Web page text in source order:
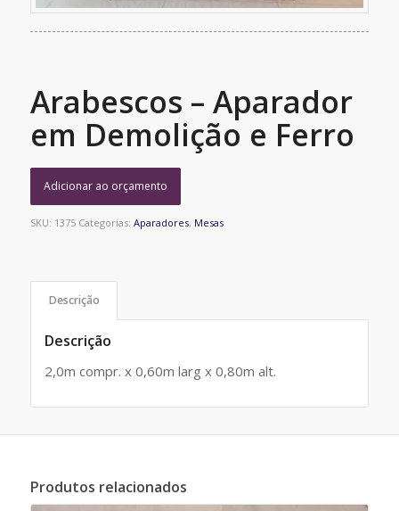
Arabescos – Aparador
em Demolição e Ferro
Adicionar ao orçamento
SKU: 1375 Categorias: Aparadores, Mesas
Descrição
Descrição
2,0m compr. x 0,60m larg x 0,80m alt.
Produtos relacionados